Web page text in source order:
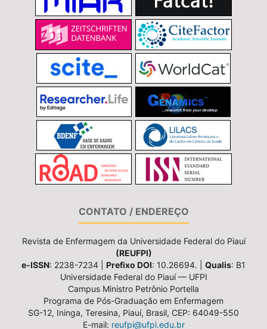
CONTATO / ENDEREÇO
Revista de Enfermagem da Universidade Federal do Piauí
(REUFPI)
e-ISSN: 2238-7234 | Prefixo DOI: 10.26694. | Qualis: B1
Universidade Federal do Piauí — UFPI
Campus Ministro Petrônio Portella
Programa de Pós-Graduação em Enfermagem
SG-12, Ininga, Teresina, Piauí, Brasil, CEP: 64049-550
E-mail: reufpi@ufpi.edu.br